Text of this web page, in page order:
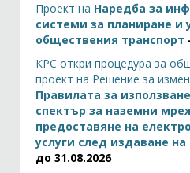
Членове
Стани член
Проект на Наредба за
системи за планиране и
обществения транспорт
КРС откри процедура за
проект на Решение за
Правилата за
спектър за наземни
предоставяне на
услуги след издаване
до 31.08.2026